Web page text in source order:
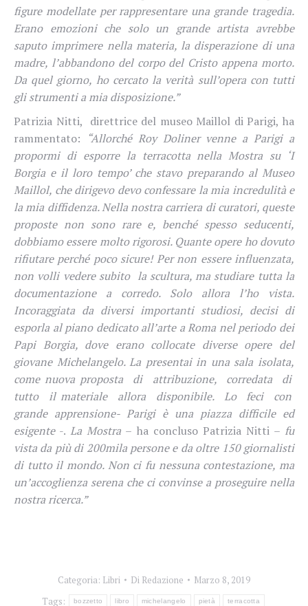
figure modellate per rappresentare una grande tragedia.
Erano emozioni che solo un grande artista avrebbe
saputo imprimere nella materia, la disperazione di una
madre, l’abbandono del corpo del Cristo appena morto.
Da quel giorno, ho cercato la verità sull’opera con tutti
gli strumenti a mia disposizione.”
Patrizia Nitti, direttrice del museo Maillol di Parigi, ha
rammentato:
“Allorché Roy Doliner venne a Parigi a
propormi di esporre la terracotta nella Mostra su ‘I
Borgia e il loro tempo’ che stavo preparando al Museo
Maillol, che dirigevo devo confessare la mia incredulità e
la mia diffidenza. Nella nostra carriera di curatori, queste
proposte non sono rare e, benché spesso seducenti,
dobbiamo essere molto rigorosi. Quante opere ho dovuto
rifiutare perché poco sicure! Per non essere influenzata,
non volli vedere subito la scultura, ma studiare tutta la
documentazione a corredo. Solo allora l’ho vista.
Incoraggiata da diversi importanti studiosi, decisi di
esporla al piano dedicato all’arte a Roma nel periodo dei
Papi Borgia, dove erano collocate diverse opere del
giovane Michelangelo. La presentai in una sala isolata,
come nuova proposta
di attribuzione, corredata
di
tutto
il materiale allora disponibile. Lo feci
con
grande apprensione- Parigi è una piazza difficile ed
esigente-.La Mostra – ha concluso Patrizia Nitti – fu
vista da più di 200mila persone e da oltre 150 giornalisti
di tutto il mondo. Non ci fu nessuna contestazione, ma
un’accoglienza serena che ci convinse a proseguire nella
nostra ricerca.”
Categoria: Libri Di Redazione
Marzo 8, 2019
Tags:
bozzetto libro michelangelo pietà terracotta